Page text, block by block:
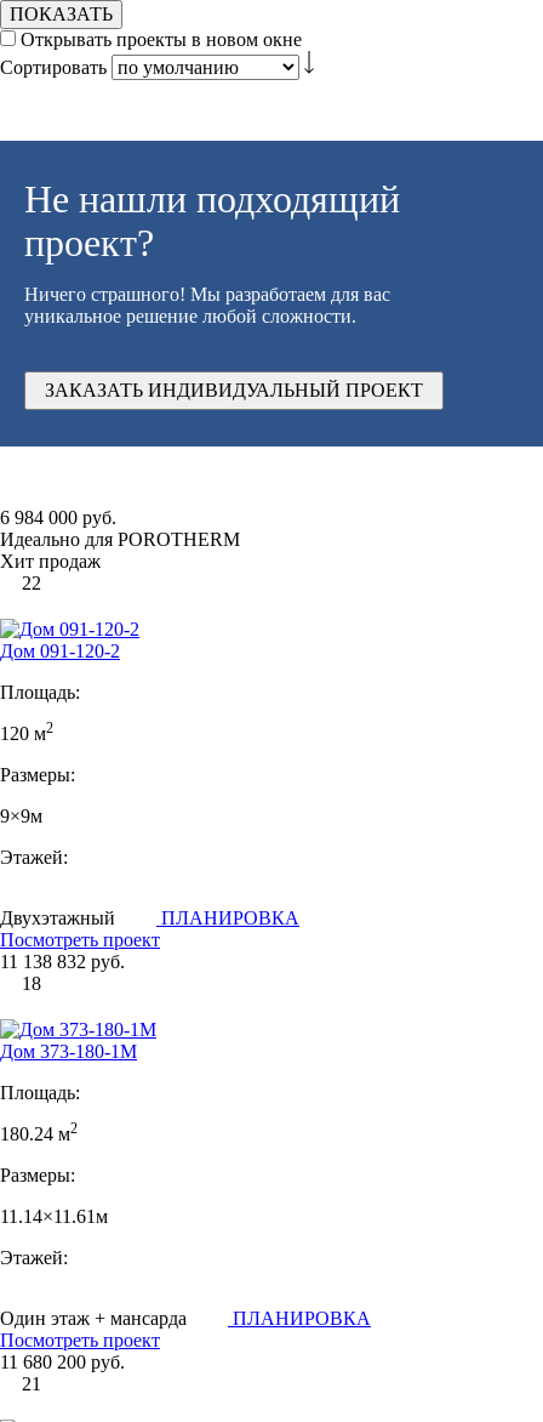
ПОКАЗАТЬ
Открывать проекты в новом окне
Сортировать
Не нашли подходящий
проект?
Ничего страшного! Мы разработаем для вас
уникальное решение любой сложности.
ЗАКАЗАТЬ ИНДИВИДУАЛЬНЫЙ ПРОЕКТ
6 984 000 руб.
Идеально для POROTHERM
Хит продаж
22
Дом 091-120-2
Площадь:
120 м2
Размеры:
9×9м
Этажей:
Двухэтажный
ПЛАНИРОВКА
Посмотреть проект
11 138 832 руб.
18
Дом 373-180-1М
Площадь:
180.24 м2
Размеры:
11.14×11.61м
Этажей:
Один этаж + мансарда
ПЛАНИРОВКА
Посмотреть проект
11 680 200 руб.
21